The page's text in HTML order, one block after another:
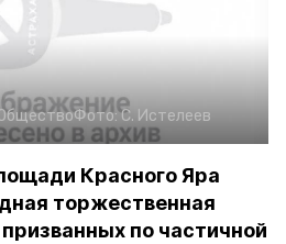
Фото:С. Истелеев
Красного Яра
торжественная
по частичной